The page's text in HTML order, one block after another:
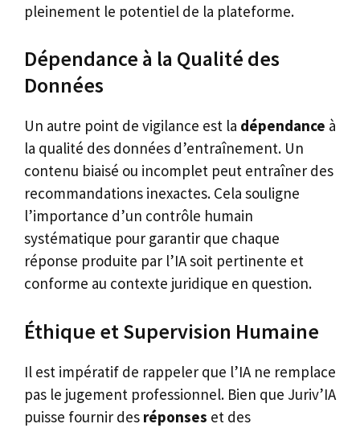
pleinement le potentiel de la plateforme.
Dépendance à la Qualité des
Données
Un autre point de vigilance est la dépendance à
la qualité des données d’entraînement. Un
contenu biaisé ou incomplet peut entraîner des
recommandations inexactes. Cela souligne
l’importance d’un contrôle humain
systématique pour garantir que chaque
réponse produite par l’IA soit pertinente et
conforme au contexte juridique en question.
Éthique et Supervision Humaine
Il est impératif de rappeler que l’IA ne remplace
pas le jugement professionnel. Bien que Juriv’IA
puisse fournir des réponses et des